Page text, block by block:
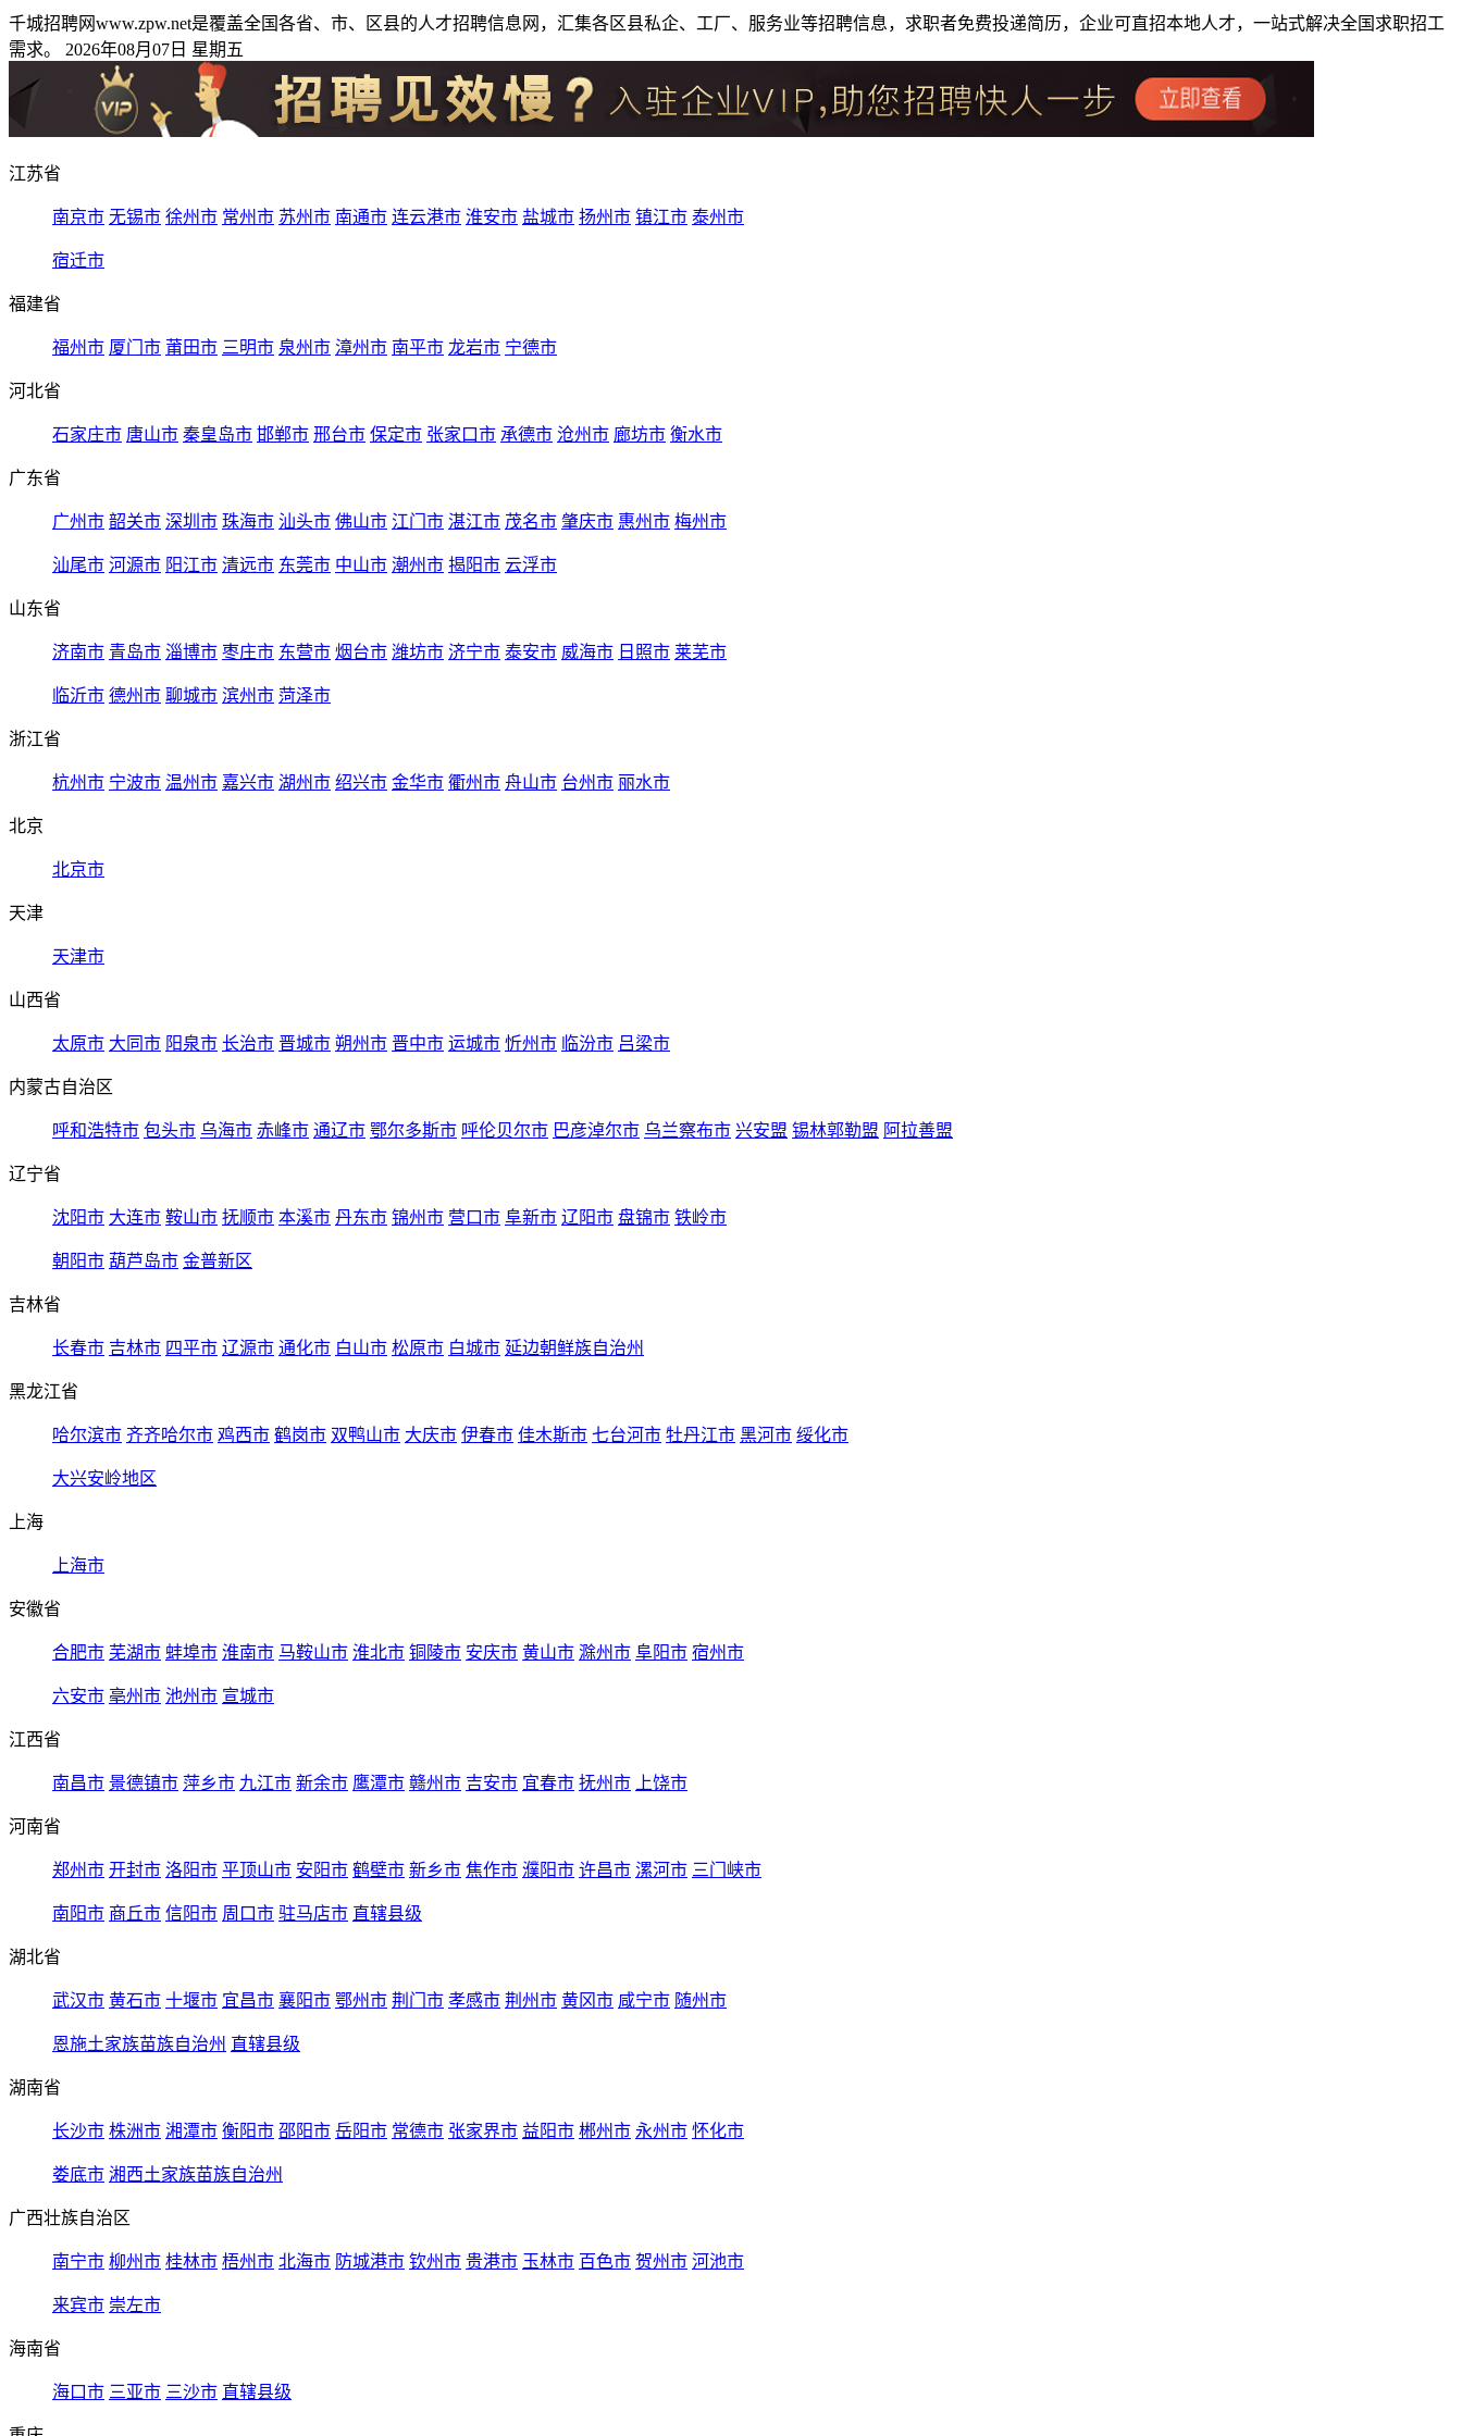
千城招聘网www.zpw.net是覆盖全国各省、市、区县的人才招聘信息网，汇集各区县私企、工厂、服务业等招聘信息，求职者免费投递简历，企业可直招本地人才，一站式解决全国求职招工
需求。 2026年08月07日 星期五
江苏省
南京市 无锡市 徐州市 常州市 苏州市 南通市 连云港市 淮安市 盐城市 扬州市 镇江市 泰州市
宿迁市
福建省
福州市 厦门市 莆田市 三明市 泉州市 漳州市 南平市 龙岩市 宁德市
河北省
石家庄市 唐山市 秦皇岛市 邯郸市 邢台市 保定市 张家口市 承德市 沧州市 廊坊市 衡水市
广东省
广州市 韶关市 深圳市 珠海市 汕头市 佛山市 江门市 湛江市 茂名市 肇庆市 惠州市 梅州市
汕尾市 河源市 阳江市 清远市 东莞市 中山市 潮州市 揭阳市 云浮市
山东省
济南市 青岛市 淄博市 枣庄市 东营市 烟台市 潍坊市 济宁市 泰安市 威海市 日照市 莱芜市
临沂市 德州市 聊城市 滨州市 菏泽市
浙江省
杭州市 宁波市 温州市 嘉兴市 湖州市 绍兴市 金华市 衢州市 舟山市 台州市 丽水市
北京
北京市
天津
天津市
山西省
太原市 大同市 阳泉市 长治市 晋城市 朔州市 晋中市 运城市 忻州市 临汾市 吕梁市
内蒙古自治区
呼和浩特市 包头市 乌海市 赤峰市 通辽市 鄂尔多斯市 呼伦贝尔市 巴彦淖尔市 乌兰察布市 兴安盟 锡林郭勒盟 阿拉善盟
辽宁省
沈阳市 大连市 鞍山市 抚顺市 本溪市 丹东市 锦州市 营口市 阜新市 辽阳市 盘锦市 铁岭市
朝阳市 葫芦岛市 金普新区
吉林省
长春市 吉林市 四平市 辽源市 通化市 白山市 松原市 白城市 延边朝鲜族自治州
黑龙江省
哈尔滨市 齐齐哈尔市 鸡西市 鹤岗市 双鸭山市 大庆市 伊春市 佳木斯市 七台河市 牡丹江市 黑河市 绥化市
大兴安岭地区
上海
上海市
安徽省
合肥市 芜湖市 蚌埠市 淮南市 马鞍山市 淮北市 铜陵市 安庆市 黄山市 滁州市 阜阳市 宿州市
六安市 亳州市 池州市 宣城市
江西省
南昌市 景德镇市 萍乡市 九江市 新余市 鹰潭市 赣州市 吉安市 宜春市 抚州市 上饶市
河南省
郑州市 开封市 洛阳市 平顶山市 安阳市 鹤壁市 新乡市 焦作市 濮阳市 许昌市 漯河市 三门峡市
南阳市 商丘市 信阳市 周口市 驻马店市 直辖县级
湖北省
武汉市 黄石市 十堰市 宜昌市 襄阳市 鄂州市 荆门市 孝感市 荆州市 黄冈市 咸宁市 随州市
恩施土家族苗族自治州 直辖县级
湖南省
长沙市 株洲市 湘潭市 衡阳市 邵阳市 岳阳市 常德市 张家界市 益阳市 郴州市 永州市 怀化市
娄底市 湘西土家族苗族自治州
广西壮族自治区
南宁市 柳州市 桂林市 梧州市 北海市 防城港市 钦州市 贵港市 玉林市 百色市 贺州市 河池市
来宾市 崇左市
海南省
海口市 三亚市 三沙市 直辖县级